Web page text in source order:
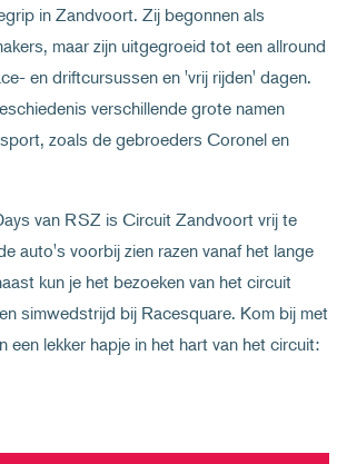
in Zandvoort. Zij begonnen als
maar zijn uitgegroeid tot een allround
en driftcursussen en 'vrij rijden' dagen.
verschillende grote namen
zoals de gebroeders Coronel en
van RSZ is Circuit Zandvoort vrij te
auto's voorbij zien razen vanaf het lange
kun je het bezoeken van het circuit
simwedstrijd bij Racesquare. Kom bij met
een lekker hapje in het hart van het circuit: